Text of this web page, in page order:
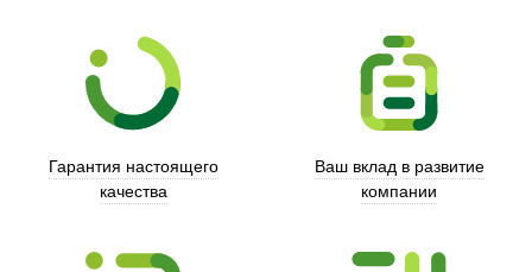
Гарантия настоящего
качества
Ваш вклад в развитие
компании